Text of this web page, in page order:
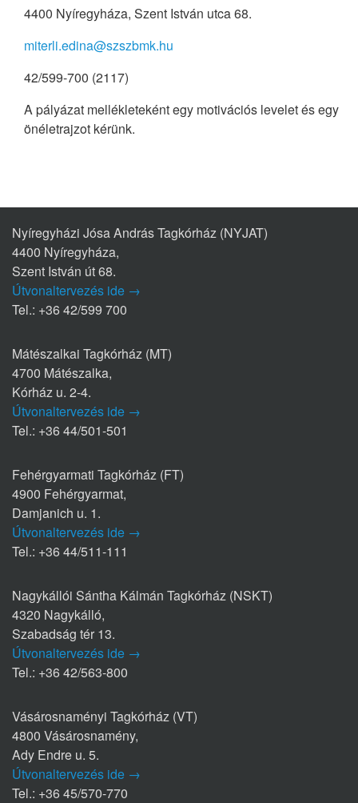
4400 Nyíregyháza, Szent István utca 68.
miterli.edina@szszbmk.hu
42/599-700 (2117)
A pályázat mellékleteként egy motivációs levelet és egy
önéletrajzot kérünk.
Nyíregyházi Jósa András Tagkórház (NYJAT)
4400 Nyíregyháza,
Szent István út 68.
Útvonaltervezés ide →
Tel.: +36 42/599 700
Mátészalkai Tagkórház (MT)
4700 Mátészalka,
Kórház u. 2-4.
Útvonaltervezés ide →
Tel.: +36 44/501-501
Fehérgyarmati Tagkórház (FT)
4900 Fehérgyarmat,
Damjanich u. 1.
Útvonaltervezés ide →
Tel.: +36 44/511-111
Nagykállói Sántha Kálmán Tagkórház (NSKT)
4320 Nagykálló,
Szabadság tér 13.
Útvonaltervezés ide →
Tel.: +36 42/563-800
Vásárosnaményi Tagkórház (VT)
4800 Vásárosnamény,
Ady Endre u. 5.
Útvonaltervezés ide →
Tel.: +36 45/570-770